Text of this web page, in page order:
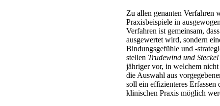
Zu allen genanten Verfahren
Praxisbeispiele in
Verfahren ist gemeinsam,
ausgewertet wird, sondern
Bindungsgefühle und -
stellen Trudewind und Steckel
jähriger vor, in welchem
die Auswahl aus
soll ein effizienteres Erfassen
klinischen Praxis möglich